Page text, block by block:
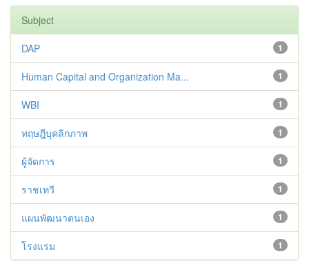
Subject
1
DAP
1
Human Capital and Organization Ma...
1
WBI
1
ทฤษฎีบุคลิกภาพ
1
ผู้จัดการ
1
ราชเทวี
1
แผนพัฒนาตนเอง
1
โรงแรม